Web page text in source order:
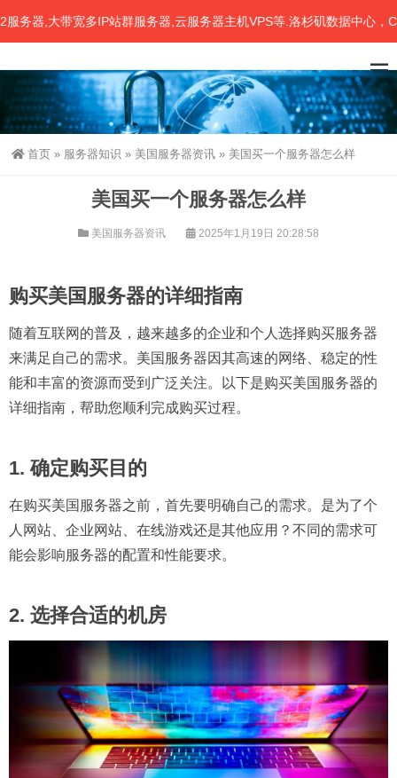
,大带宽多IP站群服务器,云服务器主机VPS等.洛杉矶数据中心，
首页 » 服务器知识 » 美国服务器资讯 » 美国买一个服务器怎么样
美国买一个服务器怎么样
美国服务器资讯 2025年1月19日 20:28:58
购买美国服务器的详细指南
随着互联网的普及，越来越多的企业和个人选择购买服务器
来满足自己的需求。美国服务器因其高速的网络、稳定的性
能和丰富的资源而受到广泛关注。以下是购买美国服务器的
详细指南，帮助您顺利完成购买过程。
1. 确定购买目的
在购买美国服务器之前，首先要明确自己的需求。是为了个
人网站、企业网站、在线游戏还是其他应用？不同的需求可
能会影响服务器的配置和性能要求。
2. 选择合适的机房